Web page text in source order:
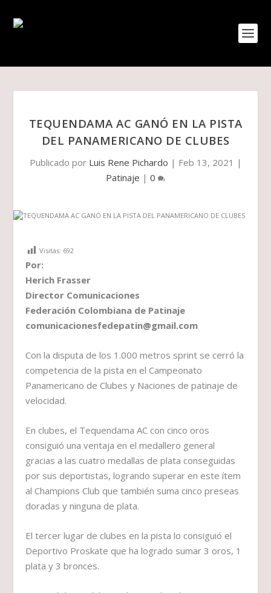
TEQUENDAMA AC GANÓ EN LA PISTA
DEL PANAMERICANO DE CLUBES
Publicado por Luis Rene Pichardo | Feb 13, 2021 |
Patinaje | 0
Visitas: 692
Por:
Herich Frasser
Director Comunicaciones
Federación Colombiana de Patinaje
comunicacionesfedepatin@gmail.com
Con la disputa de los 1.000 metros sprint se cerró la
competencia de la pista en el Campeonato
Panamericano de Clubes y Naciones de patinaje de
velocidad.
En clubes, el Tequendama AC con cinco oros
consiguió una ventaja en el medallero general
gracias a las cuatro medallas de plata conseguidas
por sus deportistas, logrando superar en este ítem
al Champions Club que también suma cinco preseas
doradas y ninguna de plata.
El tercer lugar de clubes en la pista lo consiguió el
Deportivo Proskate que ha logrado sumar 3 oros, 1
plata y 3 bronces.